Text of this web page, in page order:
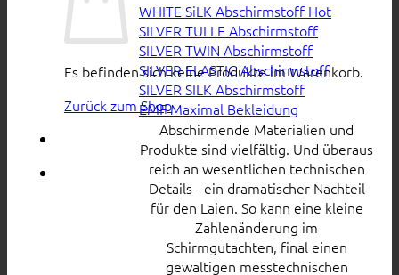
Es befinden sich keine Produkte im Warenkorb.
Zurück zum Shop
WHITE SiLK Abschirmstoff
SILVER TULLE Abschirmstoff
SILVER TWIN Abschirmstoff
SILVER ELASTIC Abschirmstoff
SILVER SILK Abschirmstoff
EMF Maximal Bekleidung
Abschirmende Materialien und
Produkte sind vielfältig. Und überaus
reich an wesentlichen technischen
Details - ein dramatischer Nachteil
für den Laien. So kann eine kleine
Zahlenänderung im
Schirmgutachten, final einen
gewaltigen messtechnischen